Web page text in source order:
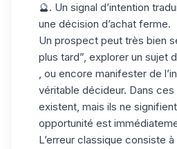
🔮. Un signal d’intention
une décision d’achat ferme.
Un prospect peut très bien
plus tard”, explorer un sujet
, ou encore manifester de
véritable décideur. Dans
existent, mais ils ne signifient
opportunité est
L’erreur classique consiste